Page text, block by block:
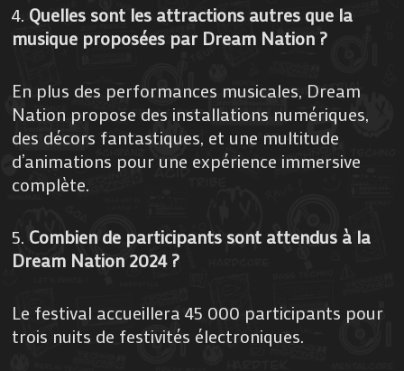
4. Quelles sont les attractions autres que la
musique proposées par Dream Nation ?
En plus des performances musicales, Dream
Nation propose des installations numériques,
des décors fantastiques, et une multitude
d’animations pour une expérience immersive
complète.
5. Combien de participants sont attendus à la
Dream Nation 2024 ?
Le festival accueillera 45 000 participants pour
trois nuits de festivités électroniques.